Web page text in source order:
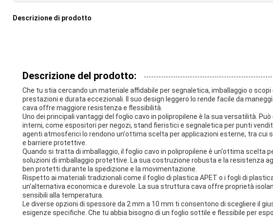
Descrizione di prodotto
Descrizione del prodotto:
Che tu stia cercando un materiale affidabile per segnaletica, imballaggio o
prestazioni e durata eccezionali. Il suo design leggero lo rende facile da
cava offre maggiore resistenza e flessibilità.
Uno dei principali vantaggi del foglio cavo in polipropilene è la sua versatilità.
interni, come espositori per negozi, stand fieristici e segnaletica per punti
agenti atmosferici lo rendono un'ottima scelta per applicazioni esterne, tra cui
e barriere protettive.
Quando si tratta di imballaggio, il foglio cavo in polipropilene è un'ottima scelta
soluzioni di imballaggio protettive. La sua costruzione robusta e la resistenza
ben protetti durante la spedizione e la movimentazione.
Rispetto ai materiali tradizionali come il foglio di plastica APET o i fogli di
un'alternativa economica e durevole. La sua struttura cava offre proprietà
sensibili alla temperatura.
Le diverse opzioni di spessore da 2 mm a 10 mm ti consentono di scegliere il
esigenze specifiche. Che tu abbia bisogno di un foglio sottile e flessibile per